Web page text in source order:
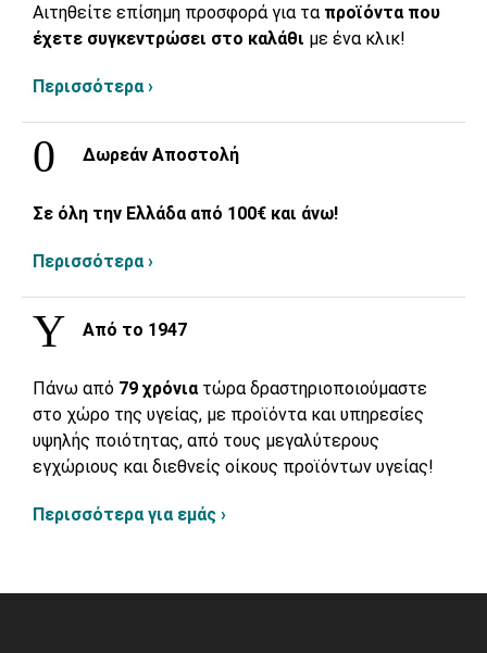
Αιτηθείτε επίσημη προσφορά για τα προϊόντα που
έχετε συγκεντρώσει στο καλάθι με ένα κλικ!
Περισσότερα ›
Δωρεάν Αποστολή
Σε όλη την Ελλάδα από 100€ και άνω!
Περισσότερα ›
Από το 1947
Πάνω από 79 χρόνια τώρα δραστηριοποιούμαστε
στο χώρο της υγείας, με προϊόντα και υπηρεσίες
υψηλής ποιότητας, από τους μεγαλύτερους
εγχώριους και διεθνείς οίκους προϊόντων υγείας!
Περισσότερα για εμάς ›